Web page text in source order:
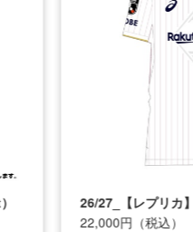
26/27_【レプリカ
22,000円（税込）